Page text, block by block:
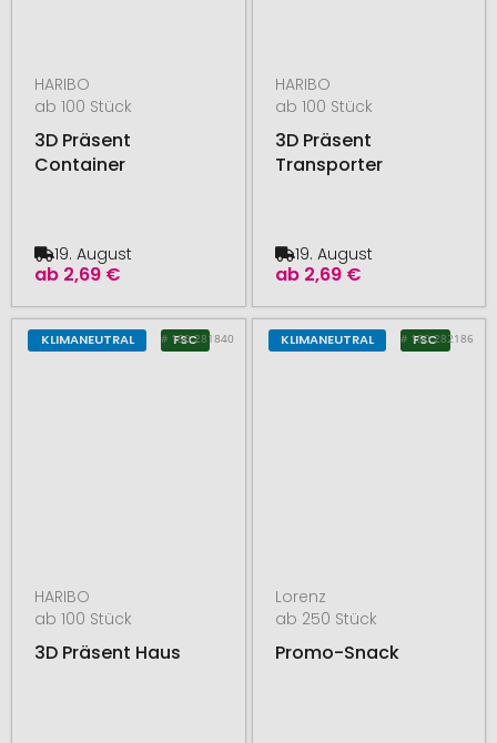
HARIBO
ab 100 Stück
3D Präsent
Container
ab 2,69 €
19. August
HARIBO
ab 100 Stück
3D Präsent
Transporter
ab 2,69 €
19. August
KLIMANEUTRAL FSC
# 150.281840
HARIBO
ab 100 Stück
3D Präsent Haus
KLIMANEUTRAL FSC
# 150.282186
Lorenz
ab 250 Stück
Promo-Snack